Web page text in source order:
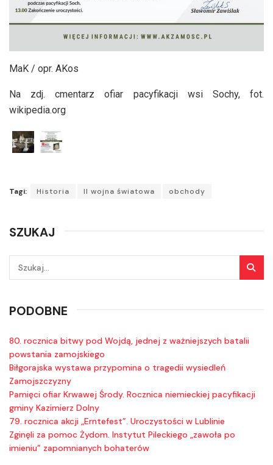
MaK / opr. AKos
Na zdj. cmentarz ofiar pacyfikacji wsi Sochy, fot.
wikipedia.org
Tagi: Historia II wojna światowa obchody
SZUKAJ
PODOBNE
80. rocznica bitwy pod Wojdą, jednej z ważniejszych batalii
powstania zamojskiego
Biłgorajska wystawa przypomina o tragedii wysiedleń
Zamojszczyzny
Pamięci ofiar Krwawej Środy. Rocznica niemieckiej pacyfikacji
gminy Kazimierz Dolny
79. rocznica akcji „Erntefest”. Uroczystości w Lublinie
Zginęli za pomoc Żydom. Instytut Pileckiego „zawoła po
imieniu” zapomnianych bohaterów